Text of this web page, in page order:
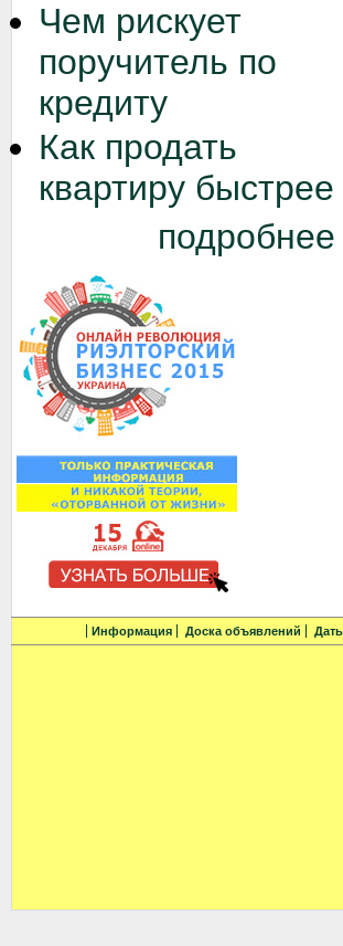
Чем рискует
поручитель по
кредиту
Как продать
квартиру быстрее
подробнее
Информация Доска объявлений